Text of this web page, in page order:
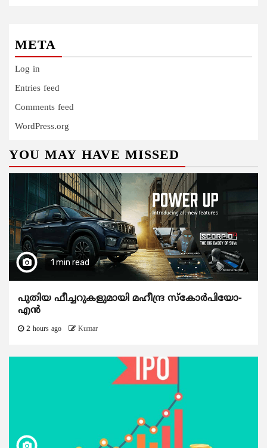
META
Log in
Entries feed
Comments feed
WordPress.org
YOU MAY HAVE MISSED
1 min read
പുതിയ ഫീച്ചറുകളുമായി മഹീന്ദ്ര സ്കോർപിയോ-
എൻ
2 hours ago Kumar